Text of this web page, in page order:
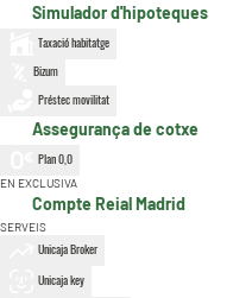
Simulador d'hipoteques
Taxació habitatge
Bizum
Préstec movilitat
Assegurança de cotxe
Plan 0,0
EN EXCLUSIVA
Compte Reial Madrid
SERVEIS
Unicaja Broker
Unicaja key